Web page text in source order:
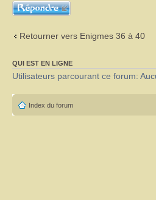
Répondre
Retourner vers Enigmes 36 à 40
QUI EST EN LIGNE
Utilisateurs parcourant ce forum:
Index du forum